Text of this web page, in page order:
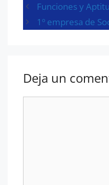
Funciones y
1º empresa de
Deja un